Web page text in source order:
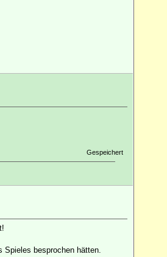
Gespeichert
Spieles besprochen hätten.